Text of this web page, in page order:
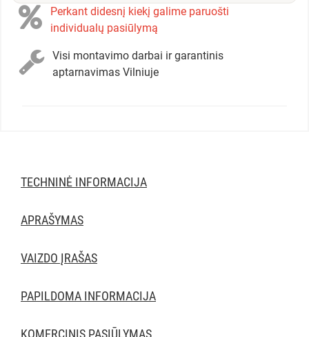
Perkant didesnį kiekį galime paruošti
individualų pasiūlymą
Visi montavimo darbai ir garantinis
aptarnavimas Vilniuje
TECHNINĖ INFORMACIJA
APRAŠYMAS
VAIZDO ĮRAŠAS
PAPILDOMA INFORMACIJA
KOMERCINIS PASIŪLYMAS